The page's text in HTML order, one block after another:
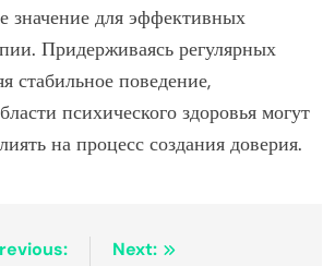
для эффективных
Придерживаясь регулярных
стабильное поведение,
психического здоровья могут
на процесс создания доверия.
Next: